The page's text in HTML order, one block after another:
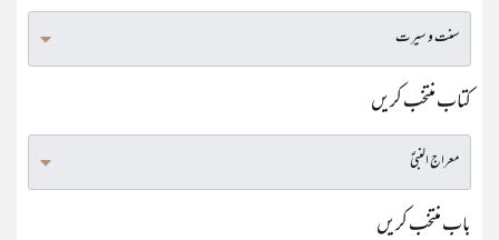
کتاب منتخب کریں
باب منتخب کریں